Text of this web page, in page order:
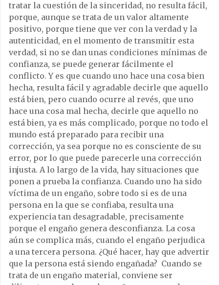
tratar la cuestión de la sinceridad, no resulta fácil,
porque, aunque se trata de un valor altamente
positivo, porque tiene que ver con la verdad y la
autenticidad, en el momento de transmitir esta
verdad, si no se dan unas condiciones mínimas de
confianza, se puede generar fácilmente el
conflicto. Y es que cuando uno hace una cosa bien
hecha, resulta fácil y agradable decirle que aquello
está bien, pero cuando ocurre al revés, que uno
hace una cosa mal hecha, decirle que aquello no
está bien, ya es más complicado, porque no todo el
mundo está preparado para recibir una
corrección, ya sea porque no es consciente de su
error, por lo que puede parecerle una corrección
injusta. A lo largo de la vida, hay situaciones que
ponen a prueba la confianza. Cuando uno ha sido
víctima de un engaño, sobre todo si es de una
persona en la que se confiaba, resulta una
experiencia tan desagradable, precisamente
porque el engaño genera desconfianza. La cosa
aún se complica más, cuando el engaño perjudica
a una tercera persona. ¿Qué hacer, hay que advertir
que la persona está siendo engañada? Cuando se
trata de un engaño material, conviene ser